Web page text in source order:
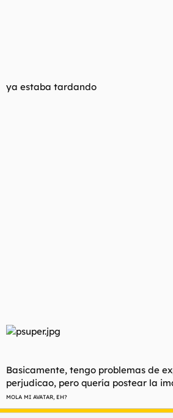
ya estaba tardando
Basicamente, tengo problemas de
perjudicao, pero quería postear la
MOLA MI AVATAR, EH?